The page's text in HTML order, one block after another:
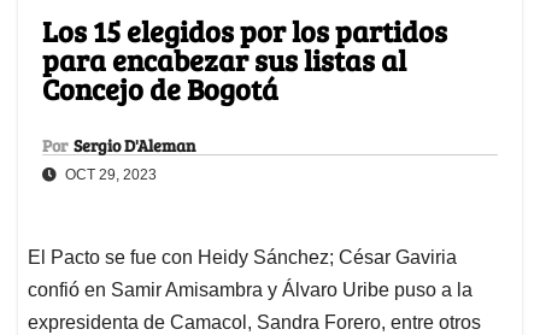
Los 15 elegidos por los partidos
para encabezar sus listas al
Concejo de Bogotá
Por Sergio D'Aleman
OCT 29, 2023
El Pacto se fue con Heidy Sánchez; César Gaviria
confió en Samir Amisambra y Álvaro Uribe puso a la
expresidenta de Camacol, Sandra Forero, entre otros